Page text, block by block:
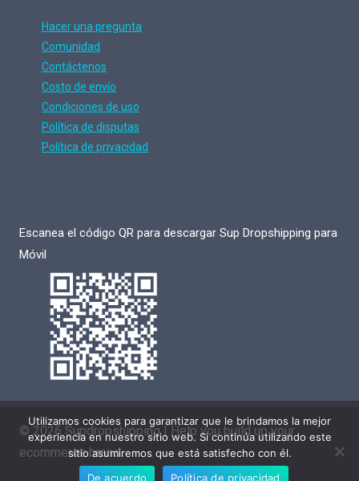
Hacer una pregunta
Comunidad
Contáctenos
Costo de envío
Condiciones de uso
Política de disputas
Política de privacidad
Escanea el código QR para descargar Sup Dropshipping para
Móvil
© 2026 Supdropshipping | Help you build up your
ecommerce brand
Utilizamos cookies para garantizar que le brindamos la mejor
experiencia en nuestro sitio web. Si continúa utilizando este
sitio asumiremos que está satisfecho con él.
De acuerdo
Política de privacidad